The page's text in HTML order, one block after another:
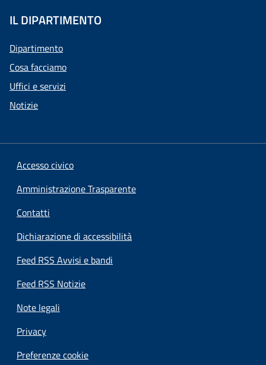
IL DIPARTIMENTO
Dipartimento
Cosa facciamo
Uffici e servizi
Notizie
Accesso civico
Amministrazione Trasparente
Contatti
Dichiarazione di accessibilità
Feed RSS Avvisi e bandi
Feed RSS Notizie
Note legali
Privacy
Preferenze cookie